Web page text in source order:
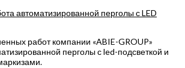
работ компании «ABIE-GROUP»
перголы с led-подсветкой и